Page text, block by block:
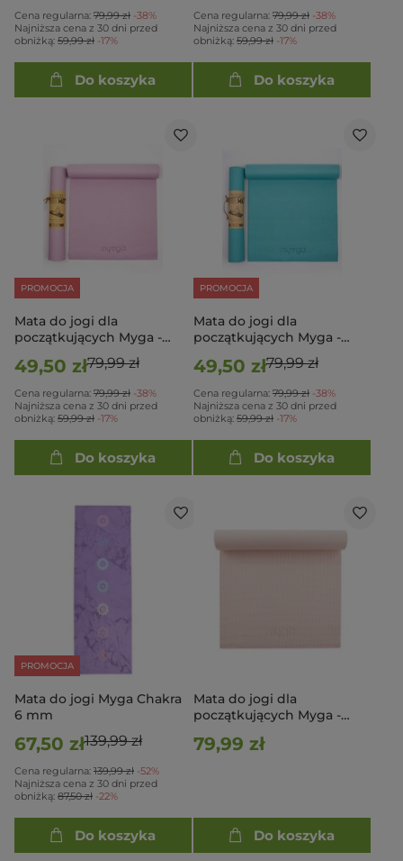
Cena regularna: 79,99 zł -38%
Najniższa cena z 30 dni przed
obniżką: 59,99 zł -17%
Do koszyka
Cena regularna: 79,99 zł -38%
Najniższa cena z 30 dni przed
obniżką: 59,99 zł -17%
Do koszyka
PROMOCJA
Mata do jogi dla
początkujących Myga -
49,50 zł79,99 zł
Cena regularna: 79,99 zł -38%
Najniższa cena z 30 dni przed
obniżką: 59,99 zł -17%
Do koszyka
PROMOCJA
Mata do jogi dla
początkujących Myga -
49,50 zł79,99 zł
Cena regularna: 79,99 zł -38%
Najniższa cena z 30 dni przed
obniżką: 59,99 zł -17%
Do koszyka
PROMOCJA
Mata do jogi Myga Chakra
6 mm
67,50 zł139,99 zł
Cena regularna: 139,99 zł -52%
Najniższa cena z 30 dni przed
obniżką: 87,50 zł -22%
Do koszyka
Mata do jogi dla
początkujących Myga -
79,99 zł
Do koszyka